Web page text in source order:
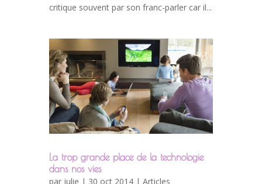
critique souvent par son franc-parler car il...
La trop grande place de la technologie
dans nos vies
par julie | 30 oct 2014 | Articles